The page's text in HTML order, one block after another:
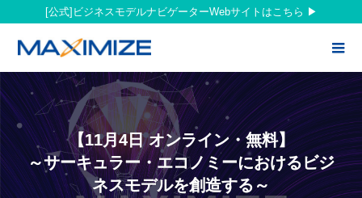
[公式]ビジネスモデルナビゲーターWebサイトはこちら
【11月4日 オンライン・無料】
～サーキュラー・エコノミーにおけるビジ
ネスモデルを創造する～